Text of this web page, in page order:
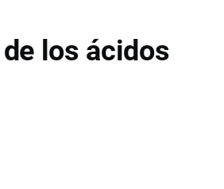
de los ácidos